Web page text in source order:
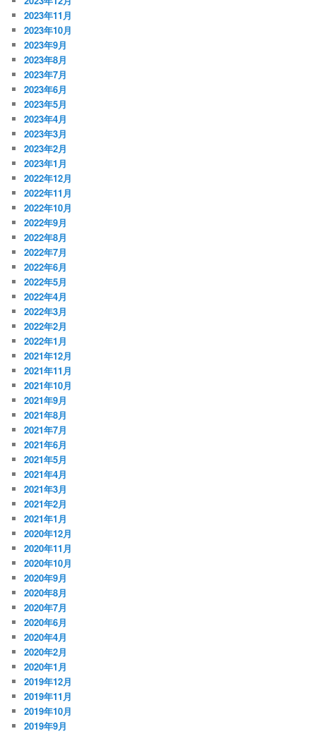
2023年11月
2023年10月
2023年9月
2023年8月
2023年7月
2023年6月
2023年5月
2023年4月
2023年3月
2023年2月
2023年1月
2022年12月
2022年11月
2022年10月
2022年9月
2022年8月
2022年7月
2022年6月
2022年5月
2022年4月
2022年3月
2022年2月
2022年1月
2021年12月
2021年11月
2021年10月
2021年9月
2021年8月
2021年7月
2021年6月
2021年5月
2021年4月
2021年3月
2021年2月
2021年1月
2020年12月
2020年11月
2020年10月
2020年9月
2020年8月
2020年7月
2020年6月
2020年4月
2020年2月
2020年1月
2019年12月
2019年11月
2019年10月
2019年9月